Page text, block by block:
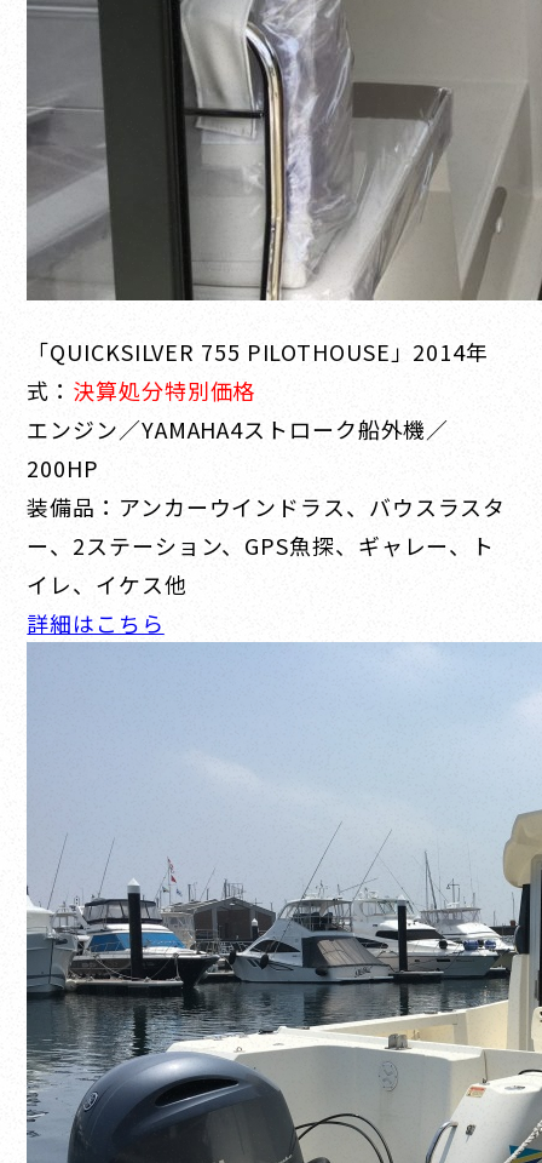
「QUICKSILVER 755 PILOTHOUSE」2014年
式： 決算処分特別価格
エンジン／YAMAHA4ストローク船外機／
200HP
装備品：アンカーウインドラス、バウスラスタ
ー、2ステーション、GPS魚探、ギャレー、ト
イレ、イケス他
詳細はこちら